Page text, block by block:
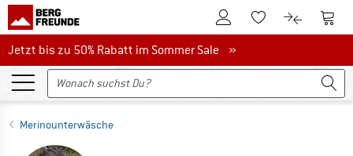
Zum KundenkontoZum Merkzettel.
Zum Zum
Jetzt bis zu 50% Rabatt im Sommer Sale
Jetzt bis zu 50% Rabatt im Sommer Sale »
Merinounterwäsche